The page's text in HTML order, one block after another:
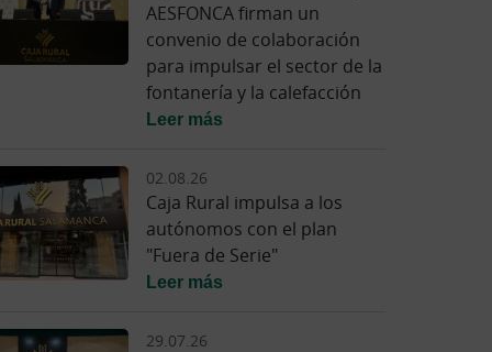
AESFONCA firman un
convenio de colaboración
para impulsar el sector de la
fontanería y la calefacción
Leer más
02.08.26
Caja Rural impulsa a los
autónomos con el plan
"Fuera de Serie"
Leer más
29.07.26